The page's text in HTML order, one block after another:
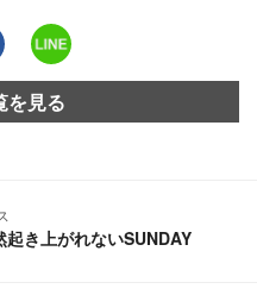
を見る
き上がれないSUNDAY